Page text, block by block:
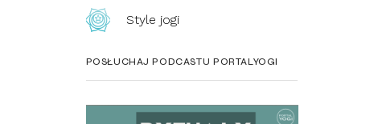
Style jogi
POSŁUCHAJ PODCASTU PORTALYOGI